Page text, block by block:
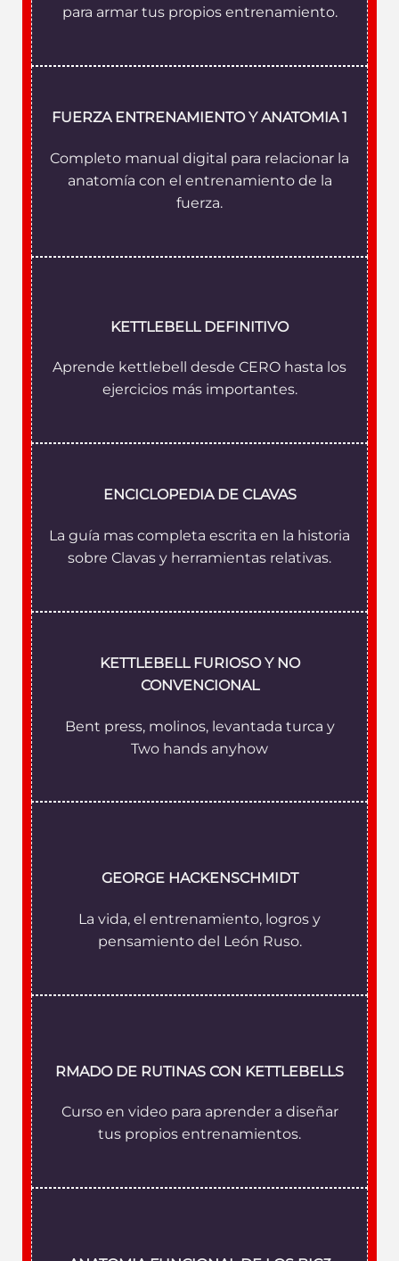
para armar tus propios entrenamiento.
FUERZA ENTRENAMIENTO Y ANATOMIA 1
Completo manual digital para relacionar la
anatomía con el entrenamiento de la
fuerza.
KETTLEBELL DEFINITIVO
Aprende kettlebell desde CERO hasta los
ejercicios más importantes.
ENCICLOPEDIA DE CLAVAS
La guía mas completa escrita en la historia
sobre Clavas y herramientas relativas.
KETTLEBELL FURIOSO Y NO
CONVENCIONAL
Bent press, molinos, levantada turca y
Two hands anyhow
GEORGE HACKENSCHMIDT
La vida, el entrenamiento, logros y
pensamiento del León Ruso.
RMADO DE RUTINAS CON KETTLEBELLS
Curso en video para aprender a diseñar
tus propios entrenamientos.